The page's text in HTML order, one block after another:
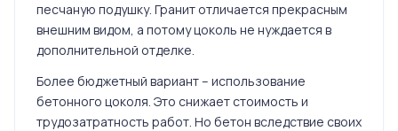
песчаную подушку. Гранит отличается прекрасным
внешним видом, а потому цоколь не нуждается в
дополнительной отделке.
Более бюджетный вариант – использование
бетонного цоколя. Это снижает стоимость и
трудозатратность работ. Но бетон вследствие своих